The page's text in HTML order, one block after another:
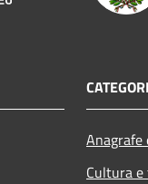
Cultura